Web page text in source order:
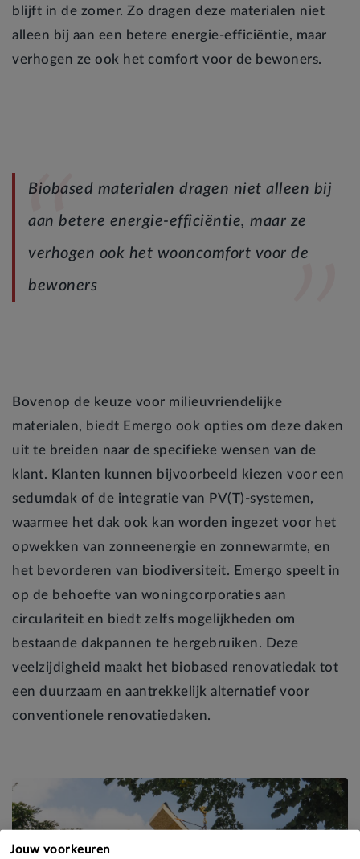
Jouw voorkeuren
blijft in de zomer. Zo dragen deze materialen niet
alleen bij aan een betere energie-efficiëntie, maar
verhogen ze ook het comfort voor de bewoners.
Biobased materialen dragen niet alleen bij
aan betere energie-efficiëntie, maar ze
verhogen ook het wooncomfort voor de
bewoners
Bovenop de keuze voor milieuvriendelijke
materialen, biedt Emergo ook opties om deze daken
uit te breiden naar de specifieke wensen van de
klant. Klanten kunnen bijvoorbeeld kiezen voor een
sedumdak of de integratie van PV(T)-systemen,
waarmee het dak ook kan worden ingezet voor het
opwekken van zonneenergie en zonnewarmte, en
het bevorderen van biodiversiteit. Emergo speelt in
op de behoefte van woningcorporaties aan
circulariteit en biedt zelfs mogelijkheden om
bestaande dakpannen te hergebruiken. Deze
veelzijdigheid maakt het biobased renovatiedak tot
een duurzaam en aantrekkelijk alternatief voor
conventionele renovatiedaken.